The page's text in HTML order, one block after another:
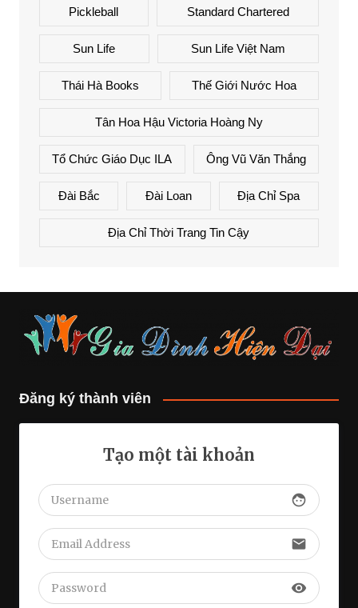
Pickleball Standard Chartered
Sun Life Sun Life Việt Nam
Thái Hà Books Thế Giới Nước Hoa
Tân Hoa Hậu Victoria Hoàng Ny
Tổ Chức Giáo Dục ILA Ông Vũ Văn Thắng
Đài Bắc Đài Loan Địa Chỉ Spa
Địa Chỉ Thời Trang Tin Cậy
Đăng ký thành viên
Tạo một tài khoản
face
email
visibility